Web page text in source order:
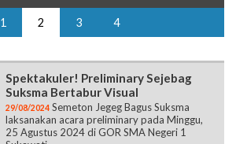
1 2 3 4
Spektakuler! Preliminary Sejebag
Suksma Bertabur Visual
29/08/2024 Semeton Jegeg Bagus Suksma
laksanakan acara preliminary pada Minggu,
25 Agustus 2024 di GOR SMA Negeri 1